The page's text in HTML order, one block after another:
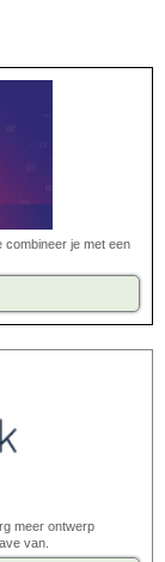
combineer je met een
meer ontwerp
van.